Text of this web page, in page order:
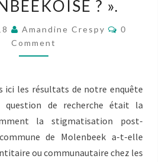
POST-
DE
LA
COMMUNE
MOLENBEEK
:
DÉCLENCHEUR
DE
LA
? ».
Amandine Crespy
0
Comment
ici les résultats de notre enquête
de recherche était la
la stigmatisation post-
de Molenbeek a-t-elle
ou communautaire chez les